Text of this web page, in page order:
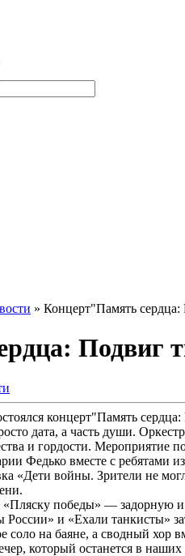
» Концерт"Память
Подвиг
концерт"Память
дата, а часть души.
и гордости. Мероприятие
Федько вместе с ребятами
«Дети войны. Зрители не
победы» — задорную
и «Ехали танкисты»
на баяне, а сводный хор
который останется в наших